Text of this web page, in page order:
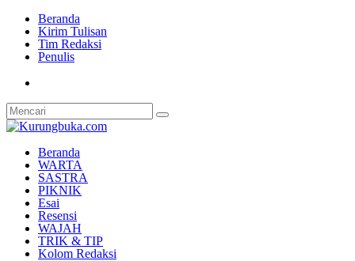
Beranda
Kirim Tulisan
Tim Redaksi
Penulis
Beranda
WARTA
SASTRA
PIKNIK
Esai
Resensi
WAJAH
TRIK & TIP
Kolom Redaksi